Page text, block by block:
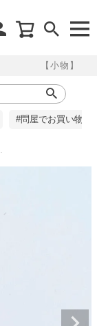
【小物】
#問屋でお買い物